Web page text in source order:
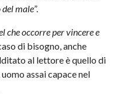
del male”.
che occorre per vincere e
di bisogno, anche
al lettore è quello di
assai capace nel